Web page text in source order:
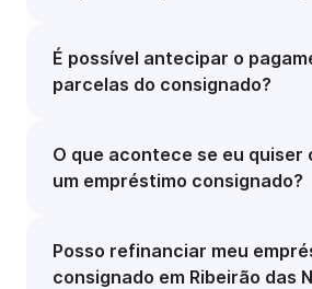
É possível antecipar o
parcelas do consignado?
O que acontece se eu quiser
um empréstimo consignado?
Posso refinanciar meu
consignado em Ribeirão das